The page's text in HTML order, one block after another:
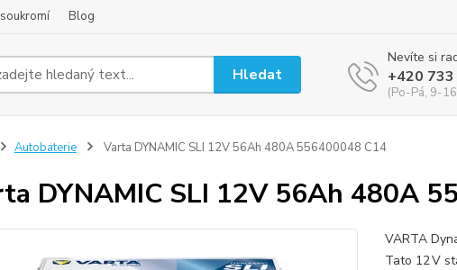
Blog
Hledat
Nevíte si
+420
(Po-Pá, 9-
Autobaterie Varta DYNAMIC SLI 12V 56Ah 480A 556400048 C14
DYNAMIC SLI 12V 56Ah 480A
VARTA
Tato 12 V